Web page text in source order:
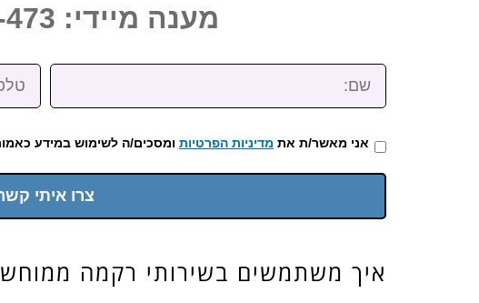
מענה מיידי: 072-3922-473
שם: טלפון:
אני מאשר/ת את מדיניות הפרטיות ומסכים/ה לשימוש במידע
צרו איתי
איך משתמשים בשירותי רקמה